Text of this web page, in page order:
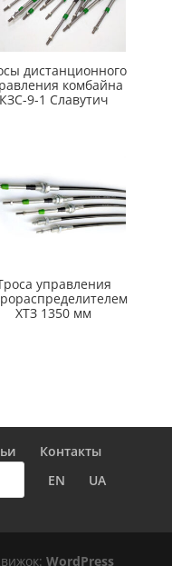
дистанционного
комбайна
КЗС-9-1 Славутич
управления
ХТЗ 1350 мм
Контакты
EN
UA
WordPress